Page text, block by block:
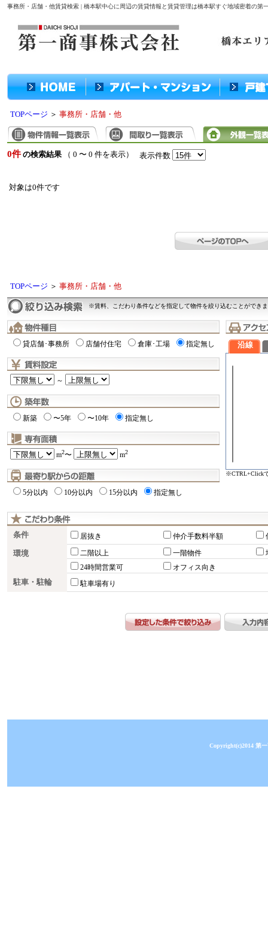
事務所・店舗・他賃貸検索 | 橋本駅中心に周辺の賃貸情報と賃貸管理は橋本駅すぐ地域密着の第
TOPページ ＞ 事務所・店舗・他
0件 の検索結果 （ 0 〜 0 件を表示） 表示件数
対象は0件です
TOPページ ＞ 事務所・店舗・他
※賃料、こだわり条件などを指定して物件を絞り込むことができ
貸店舗･事務所 店舗付住宅 倉庫･工場 指定無し
～
新築 〜5年 〜10年 指定無し
m2〜 m2
5分以内 10分以内 15分以内 指定無し
沿線
※CTRL+Click
条件 居抜き 仲介手数料半額
環境 二階以上 一階物件
24時間営業可
オフィス向き
駐車・駐輪 駐車場有り
Copyright(c)2014 第